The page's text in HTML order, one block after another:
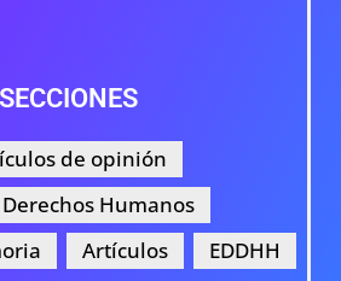
SECCIONES
de opinión
Humanos
Artículos EDDHH